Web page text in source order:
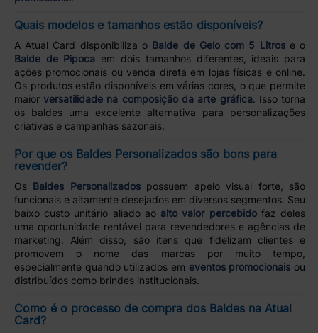
Quais modelos e tamanhos estão disponíveis?
A Atual Card disponibiliza o Balde de Gelo com 5 Litrose o
Balde de Pipoca em dois tamanhos diferentes, ideais para
ações promocionais ou venda direta em lojas físicas e online.
Os produtos estão disponíveis em várias cores, o que permite
maiorversatilidade na composição da arte gráfica. Isso torna
os baldes uma excelente alternativa para personalizações
criativas e campanhas sazonais.
Por que os Baldes Personalizados são bons para
revender?
Os Baldes Personalizadospossuem apelo visual forte, são
funcionais e altamente desejados em diversos segmentos. Seu
baixo custo unitário aliado ao alto valor percebidofaz deles
uma oportunidade rentável para revendedores e agências de
marketing. Além disso, são itens que fidelizam clientes e
promovem o nome das marcas por muito tempo,
especialmente quando utilizados em eventos promocionais ou
distribuídos como brindes institucionais.
Como é o processo de compra dos Baldes na Atual
Card?